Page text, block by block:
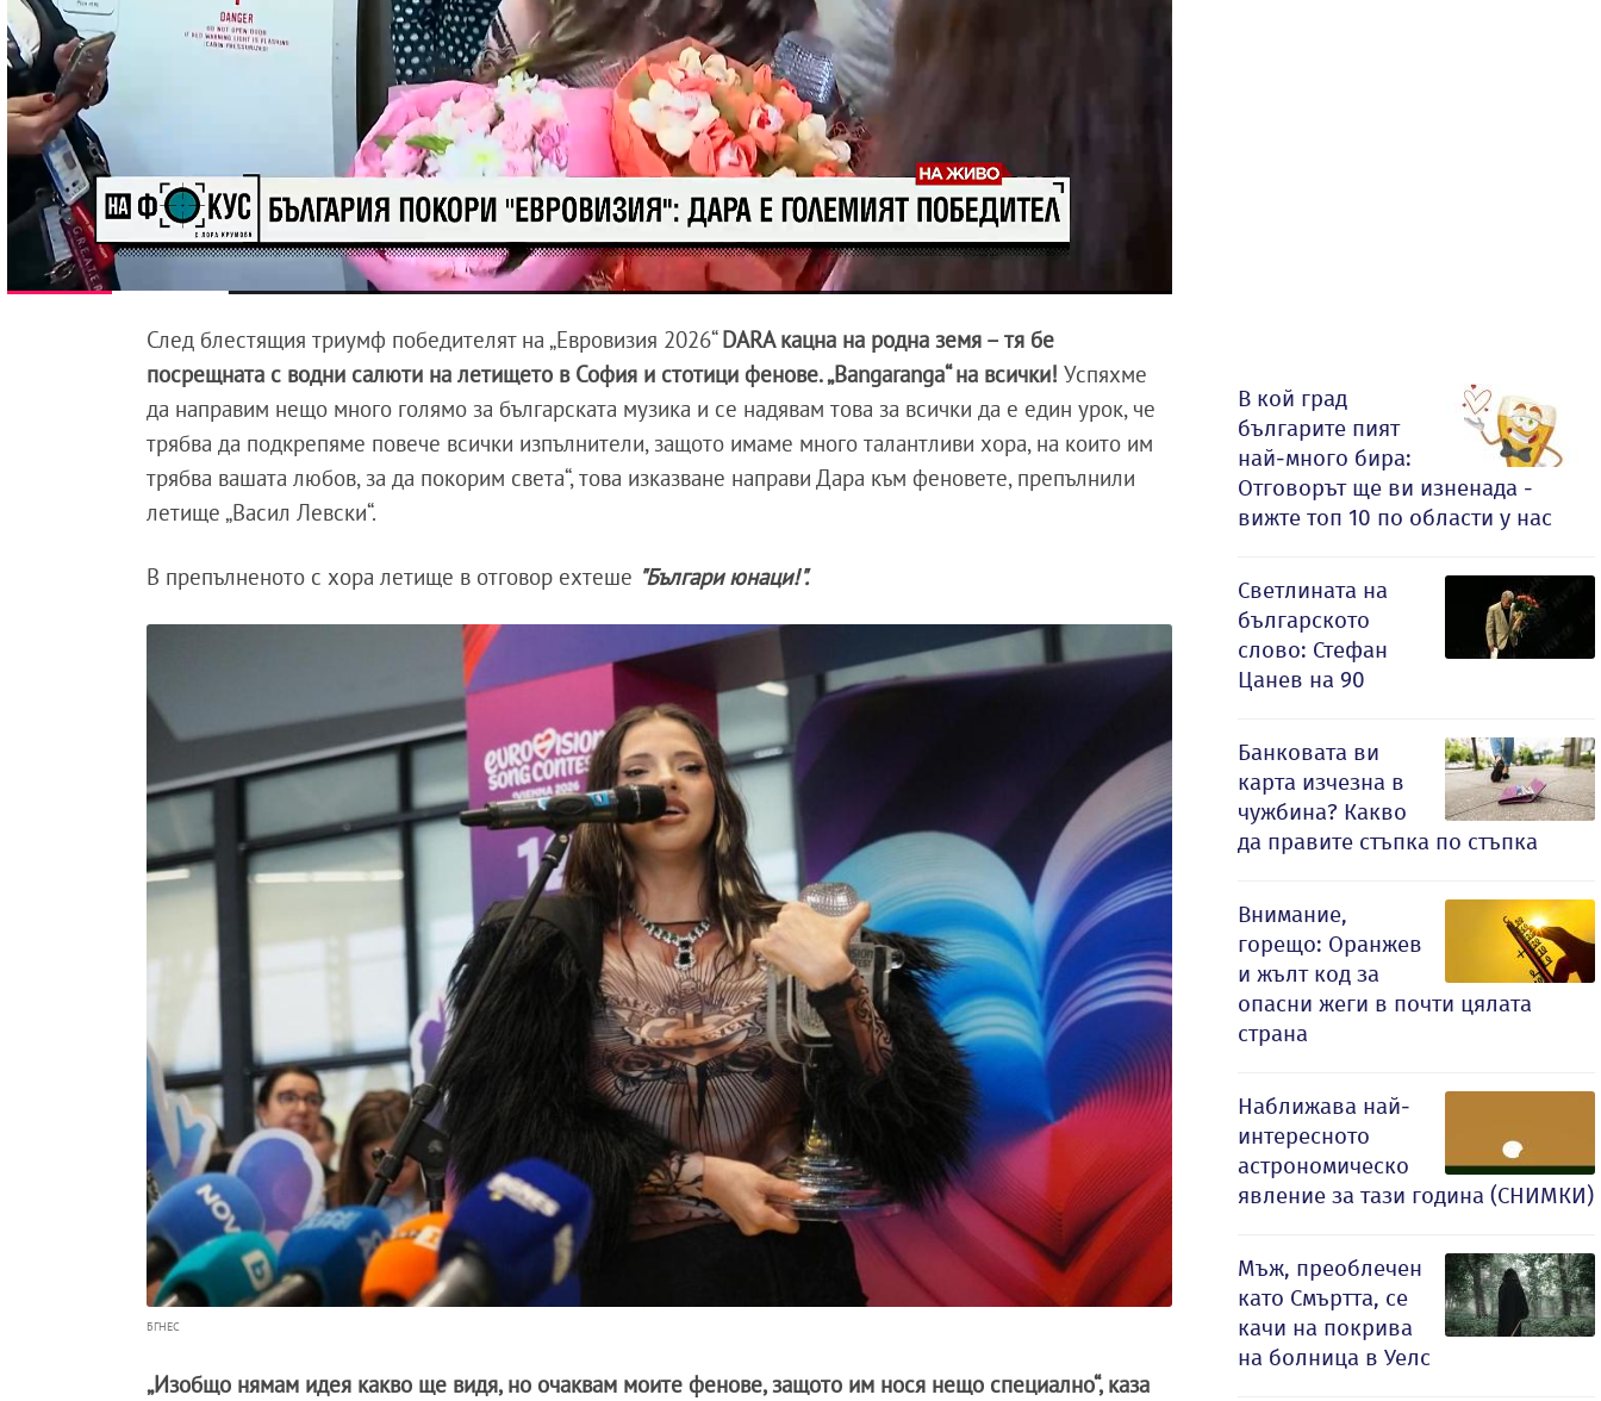
След блестящия триумф победителят на „Евровизия 2026“DARA кацна на родна земя – тя бе
посрещната с водни салюти на летището в София и стотици фенове. „Bangaranga“ на всички!Успяхме
да направим нещо много голямо за българската музика и се надявам това за всички да е един урок, че
трябва да подкрепяме повече всички изпълнители, защото имаме много талантливи хора, на които им
трябва вашата любов, за да покорим света“, това изказване направи Дара към феновете, препълнили
летище „Васил Левски“.
В препълненото с хора летище в отговор ехтеше "Българи юнаци!".
БГНЕС
„Изобщо нямам идея какво ще видя, но очаквам моите фенове, защото им нося нещо специално“, каза
В кой град
българите пият
най-много бира:
Отговорът ще ви изненада -
вижте топ 10 по области у нас
Светлината на
българското
слово: Стефан
Цанев на 90
Банковата ви
карта изчезна в
чужбина? Какво
да правите стъпка по стъпка
Внимание,
горещо: Оранжев
и жълт код за
опасни жеги в почти цялата
страна
Наближава най-
интересното
астрономическо
явление за тази година (СНИМКИ)
Мъж, преоблечен
като Смъртта, се
качи на покрива
на болница в Уелс